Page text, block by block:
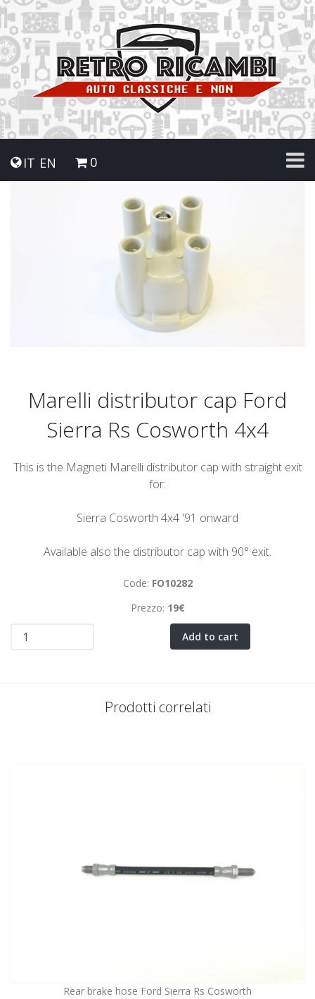
IT EN 0
Marelli distributor cap Ford
Sierra Rs Cosworth 4x4
This is the Magneti Marelli distributor cap with straight exit
for:
Sierra Cosworth 4x4 '91 onward
Available also the distributor cap with 90° exit.
Code: FO10282
Prezzo: 19€
Add to cart
Prodotti correlati
Rear brake hose Ford Sierra Rs Cosworth